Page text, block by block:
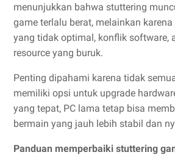
menunjukkan bahwa stuttering
game terlalu berat, melainkan
yang tidak optimal, konflik software,
resource yang buruk.
Penting dipahami karena tidak
memiliki opsi untuk upgrade
yang tepat, PC lama tetap bisa
bermain yang jauh lebih stabil dan
Panduan memperbaiki stuttering